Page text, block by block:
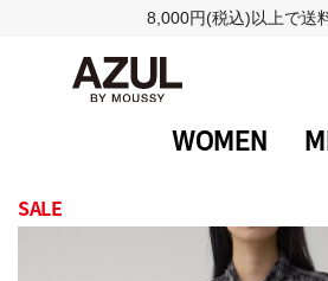
8,000円(税込)以上で送
WOMEN
SALE